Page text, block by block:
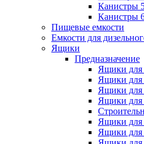
Канистры
Канистры
Пищевые емкости
Емкости для
Ящики
Предназначение
Ящики для
Ящики для
Ящики для
Ящики для
Ящики для
Ящики для